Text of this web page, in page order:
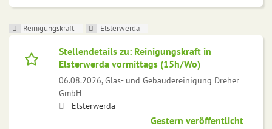
Reinigungskraft Elsterwerda
Stellendetails zu: Reinigungskraft in
Elsterwerda vormittags (15h/Wo)
06.08.2026,Glas- und Gebäudereinigung Dreher
GmbH
Elsterwerda
Gestern veröffentlicht